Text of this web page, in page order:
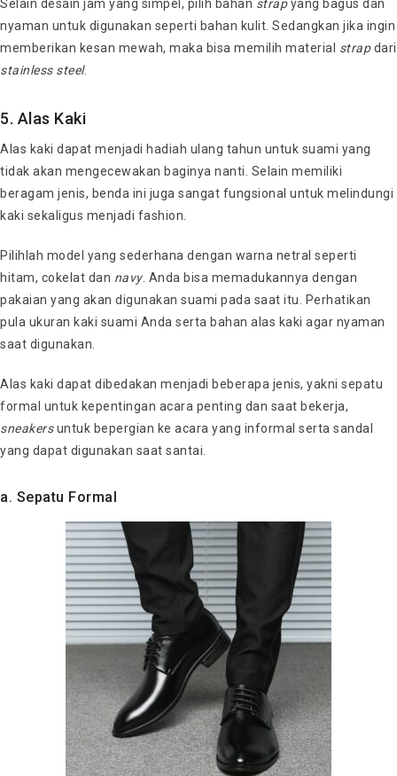
Selain desain jam yang simpel, pilih bahan strapyang bagus dan
nyaman untuk digunakan seperti bahan kulit. Sedangkan jika ingin
memberikan kesan mewah, maka bisa memilih material strapdari
stainless steel.
5. Alas Kaki
Alas kaki dapat menjadi hadiah ulang tahun untuk suami yang
tidak akan mengecewakan baginya nanti. Selain memiliki
beragam jenis, benda ini juga sangat fungsional untuk melindungi
kaki sekaligus menjadi fashion.
Pilihlah model yang sederhana dengan warna netral seperti
hitam, cokelat dan navy. Anda bisa memadukannya dengan
pakaian yang akan digunakan suami pada saat itu. Perhatikan
pula ukuran kaki suami Anda serta bahan alas kaki agar nyaman
saat digunakan.
Alas kaki dapat dibedakan menjadi beberapa jenis, yakni sepatu
formal untuk kepentingan acara penting dan saat bekerja,
sneakersuntuk bepergian ke acara yang informal serta sandal
yang dapat digunakan saat santai.
a. Sepatu Formal